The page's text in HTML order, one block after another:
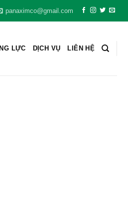
panaximco@gmail.com
LỰC DỊCH VỤ LIÊN HỆ